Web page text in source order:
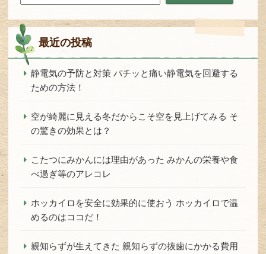
最近の投稿
静電気の予防と対策 パチッと痛い静電気を回避する
ための方法！
空が綺麗に見える冬だからこそ空を見上げてみる そ
の驚きの効果とは？
こたつにみかんには理由があった みかんの栄養や食
べ過ぎ等のアレコレ
ホッカイロを安全に効果的に使おう ホッカイロで温
めるのはココだ！
親知らずが生えてきた 親知らずの抜歯にかかる費用